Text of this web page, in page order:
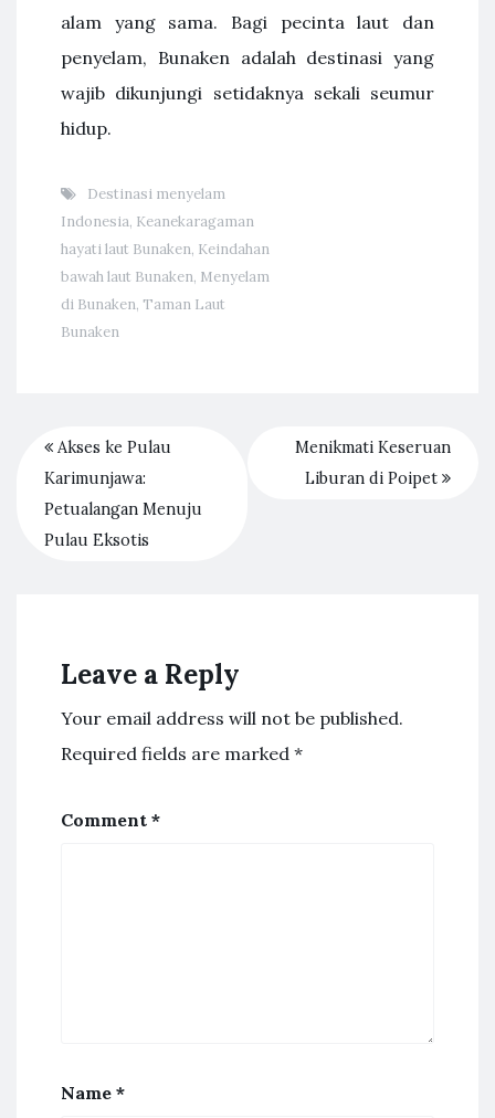
alam yang sama. Bagi pecinta laut dan
penyelam, Bunaken adalah destinasi yang
wajib dikunjungi setidaknya sekali seumur
hidup.
Destinasi menyelam
Indonesia, Keanekaragaman
hayati laut Bunaken, Keindahan
bawah laut Bunaken, Menyelam
di Bunaken, Taman Laut
Bunaken
Akses ke Pulau
Karimunjawa:
Petualangan Menuju
Pulau Eksotis
Menikmati Keseruan
Liburan di Poipet
Leave a Reply
Your email address will not be published.
Required fields are marked *
Comment *
Name *